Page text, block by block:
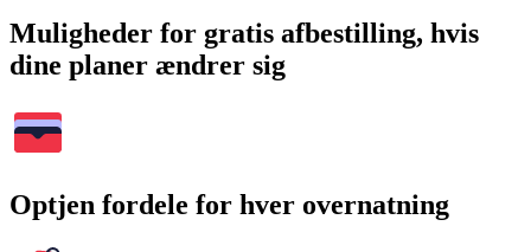
Muligheder for gratis afbestilling, hvis
dine planer ændrer sig
Optjen fordele for hver overnatning